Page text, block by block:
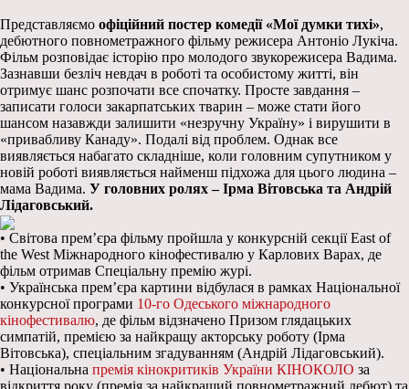
Представляємо офіційний постер комедії «Мої думки тихі»,
дебютного повнометражного фільму режисера Антоніо Лукіча.
Фільм розповідає історію про молодого звукорежисера Вадима.
Зазнавши безліч невдач в роботі та особистому житті, він
отримує шанс розпочати все спочатку. Просте завдання –
записати голоси закарпатських тварин – може стати його
шансом назавжди залишити «незручну Україну» і вирушити в
«привабливу Канаду». Подалі від проблем. Однак все
виявляється набагато складніше, коли головним супутником у
новій роботі виявляється найменш підхожа для цього людина –
мама Вадима. У головних ролях – Ірма Вітовська та Андрій
Лідаговський.
• Світова прем’єра фільму пройшла у конкурсній секції East of
the West Міжнародного кінофестивалю у Карлових Варах, де
фільм отримав Спеціальну премію журі.
• Українська прем’єра картини відбулася в рамках Національної
конкурсної програми 10-го Одеського міжнародного
кінофестивалю, де фільм відзначено Призом глядацьких
симпатій, премією за найкращу акторську роботу (Ірма
Вітовська), спеціальним згадуванням (Андрій Лідаговський).
• Національна премія кінокритиків України КІНОКОЛО за